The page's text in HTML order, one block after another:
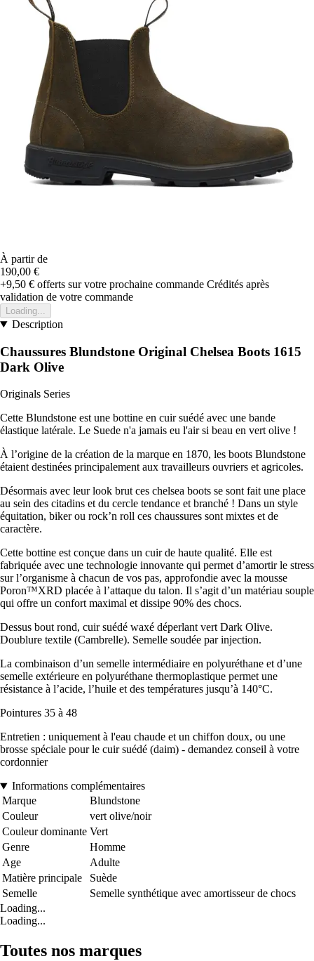
À partir de
190,00 €
+9,50 € offerts sur votre prochaine commande Crédités après
validation de votre commande
Loading...
Description
Chaussures Blundstone Original Chelsea Boots 1615
Dark Olive
Originals Series
Cette Blundstone est une bottine en cuir suédé avec une bande
élastique latérale. Le Suede n'a jamais eu l'air si beau en vert olive !
À l’origine de la création de la marque en 1870, les boots Blundstone
étaient destinées principalement aux travailleurs ouvriers et agricoles.
Désormais avec leur look brut ces chelsea boots se sont fait une place
au sein des citadins et du cercle tendance et branché ! Dans un style
équitation, biker ou rock’n roll ces chaussures sont mixtes et de
caractère.
Cette bottine est conçue dans un cuir de haute qualité. Elle est
fabriquée avec une technologie innovante qui permet d’amortir le stress
sur l’organisme à chacun de vos pas, approfondie avec la mousse
Poron™XRD placée à l’attaque du talon. Il s’agit d’un matériau souple
qui offre un confort maximal et dissipe 90% des chocs.
Dessus bout rond, cuir suédé waxé déperlant vert Dark Olive.
Doublure textile (Cambrelle). Semelle soudée par injection.
La combinaison d’un semelle intermédiaire en polyuréthane et d’une
semelle extérieure en polyuréthane thermoplastique permet une
résistance à l’acide, l’huile et des températures jusqu’à 140°C.
Pointures 35 à 48
Entretien : uniquement à l'eau chaude et un chiffon doux, ou une
brosse spéciale pour le cuir suédé (daim) - demandez conseil à votre
cordonnier
Informations complémentaires
Marque
Blundstone
Couleur
vert olive/noir
Couleur dominante Vert
Genre
Homme
Age
Adulte
Matière principale
Suède
Semelle
Semelle synthétique avec amortisseur de chocs
Loading...
Loading...
Toutes nos marques